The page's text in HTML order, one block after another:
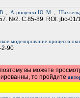
, Атрощенко Ю. М. ,
№2. С.85-89. ROI: jbc-01/
моделирование процесса
2-90
вы можете
то пройдите